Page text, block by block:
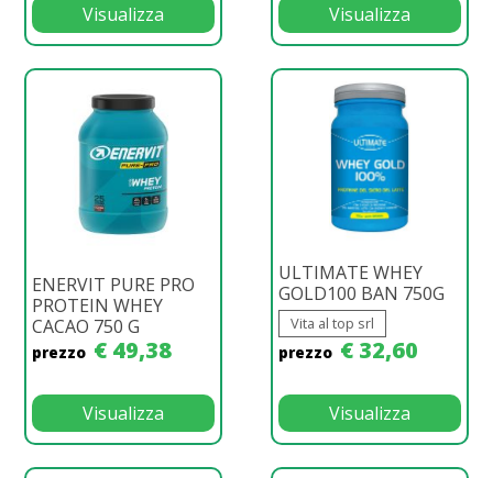
Visualizza Visualizza
ENERVIT PURE PRO
PROTEIN WHEY
CACAO 750 G
prezzo € 49,38
Visualizza
ULTIMATE WHEY
GOLD100 BAN 750G
Vita al top srl
prezzo € 32,60
Visualizza